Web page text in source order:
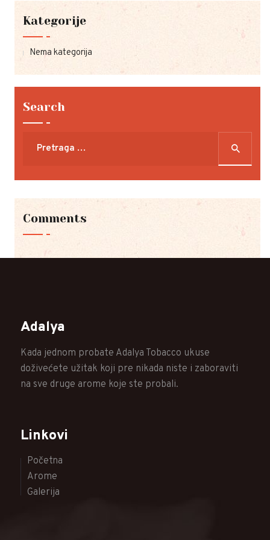
Kategorije
Nema kategorija
Search
Comments
Adalya
Kada jednom probate Adalya Tobacco ukuse
doživećete užitak koji pre nikada niste i zaboraviti
na sve druge arome koje ste probali.
Linkovi
Početna
Arome
Galerija